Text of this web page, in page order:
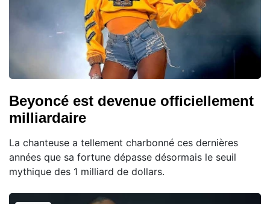
Beyoncé est devenue officiellement
milliardaire
La chanteuse a tellement charbonné ces dernières
années que sa fortune dépasse désormais le seuil
mythique des 1 milliard de dollars.